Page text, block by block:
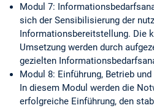
Modul 7:
sich der Sensibilisierung der
Informationsbereitstellung. Die
Umsetzung werden durch
gezielten
Modul 8: Einführung, Betrieb
In diesem Modul werden die
erfolgreiche Einführung, den